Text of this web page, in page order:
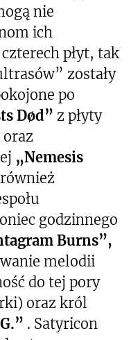
nie
ich
płyt, tak
zostały
po
Død” z płyty
oraz
„Nemesis
również
godzinnego
Burns”,
melodii
do tej pory
oraz król
. Satyricon